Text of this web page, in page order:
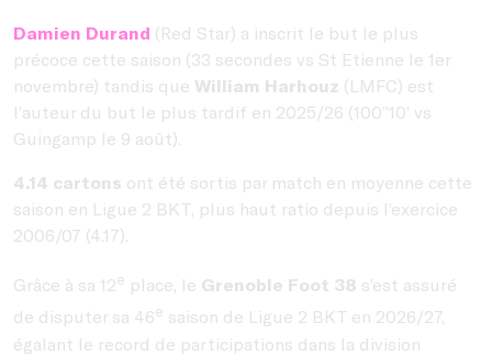
Damien Durand (Red Star) a inscrit le but le plus
précoce cette saison (33 secondes vs St Etienne le 1er
novembre) tandis que William Harhouz (LMFC) est
l’auteur du but le plus tardif en 2025/26 (100’’10’ vs
Guingamp le 9 août).
4.14 cartons ont été sortis par match en moyenne cette
saison en Ligue 2 BKT, plus haut ratio depuis l’exercice
2006/07 (4.17).
Grâce à sa 12e place, le Grenoble Foot 38 s’est assuré
de disputer sa 46e saison de Ligue 2 BKT en 2026/27,
égalant le record de participations dans la division